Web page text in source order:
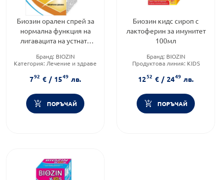
Биозин орален спрей за
нормална функция на
лигавацита на устната
Бранд: BIOZIN
Категория: Лечение и здраве
792 € / 1549 лв.
ПОРЪЧАЙ
Биозин кидс сироп с
лактоферин за имунитет
100мл
Бранд: BIOZIN
Продуктова линия: KIDS
1252 € / 2449 лв.
ПОРЪЧАЙ